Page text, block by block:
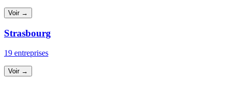
Voir →
Strasbourg
19 entreprises
Voir →